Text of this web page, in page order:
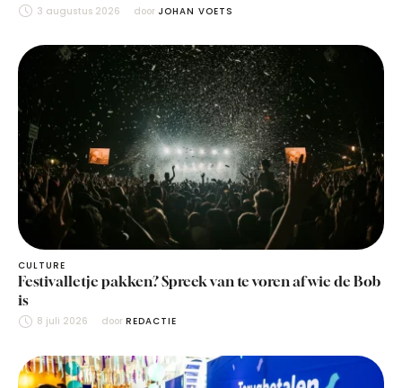
3 augustus 2026 door JOHAN VOETS
CULTURE
Festivalletje pakken? Spreek van te voren af wie de Bob
is
8 juli 2026 door REDACTIE